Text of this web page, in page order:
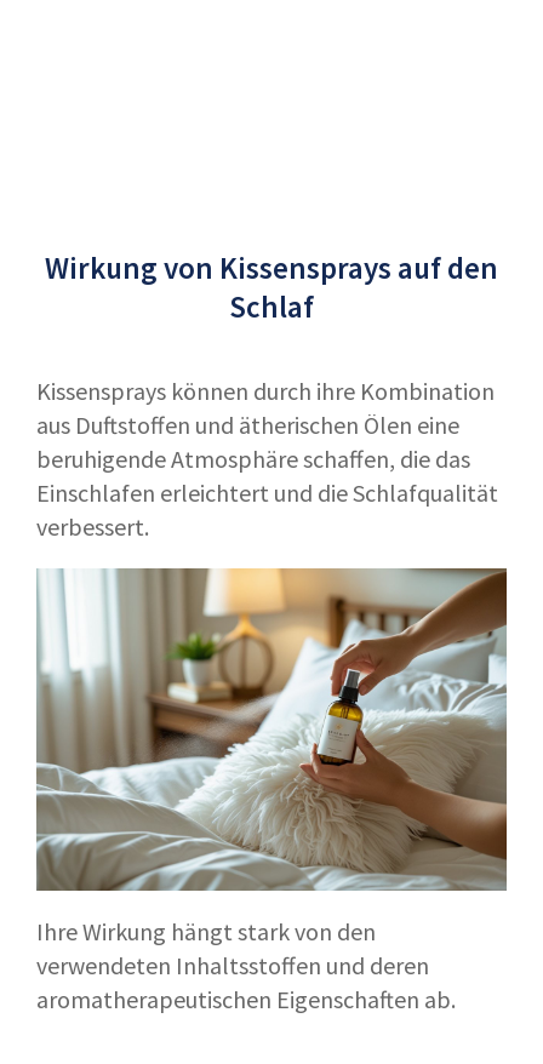
Wirkung von Kissensprays auf den
Schlaf
Kissensprays können durch ihre Kombination
aus Duftstoffen und ätherischen Ölen eine
beruhigende Atmosphäre schaffen, die das
Einschlafen erleichtert und die Schlafqualität
verbessert.
Ihre Wirkung hängt stark von den
verwendeten Inhaltsstoffen und deren
aromatherapeutischen Eigenschaften ab.